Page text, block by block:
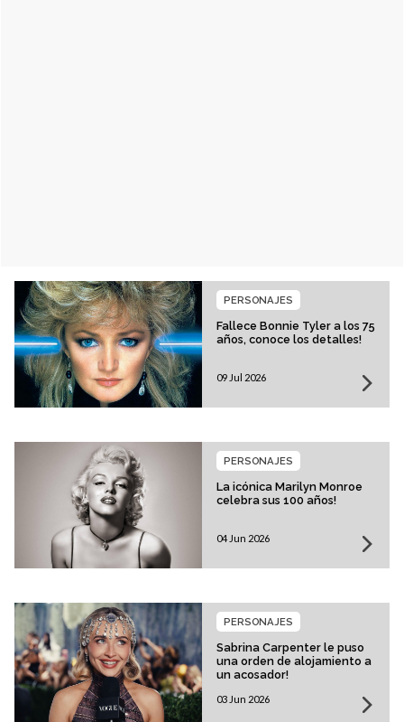
Fallece Bonnie Tyler a los 75
años, conoce los detalles!
PERSONAJES
09 Jul 2026
La icónica Marilyn Monroe
celebra sus 100 años!
PERSONAJES
04 Jun 2026
Sabrina Carpenter le puso
una orden de alojamiento a
un acosador!
PERSONAJES
03 Jun 2026